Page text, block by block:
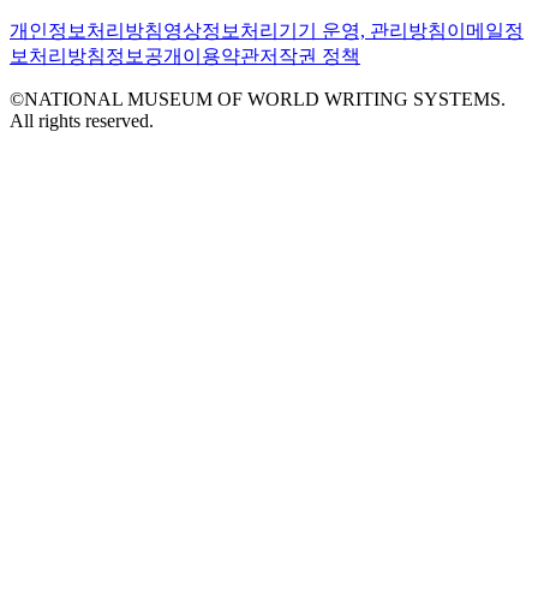
개인정보처리방침영상정보처리기기 운영, 관리방침이메일정
보처리방침정보공개 이용약관저작권 정책
©NATIONAL MUSEUM OF WORLD WRITING SYSTEMS.
All rights reserved.